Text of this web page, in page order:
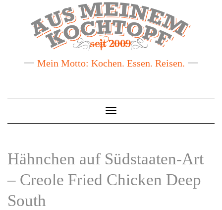
Mein Motto: Kochen. Essen. Reisen.
Toggle
Navigation
Hähnchen auf Südstaaten-Art
– Creole Fried Chicken Deep
South